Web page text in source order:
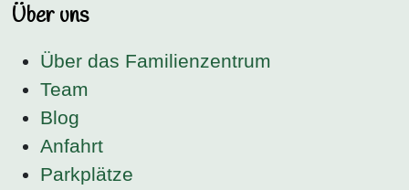
Über uns
Über das Familienzentrum
Team
Blog
Anfahrt
Parkplätze